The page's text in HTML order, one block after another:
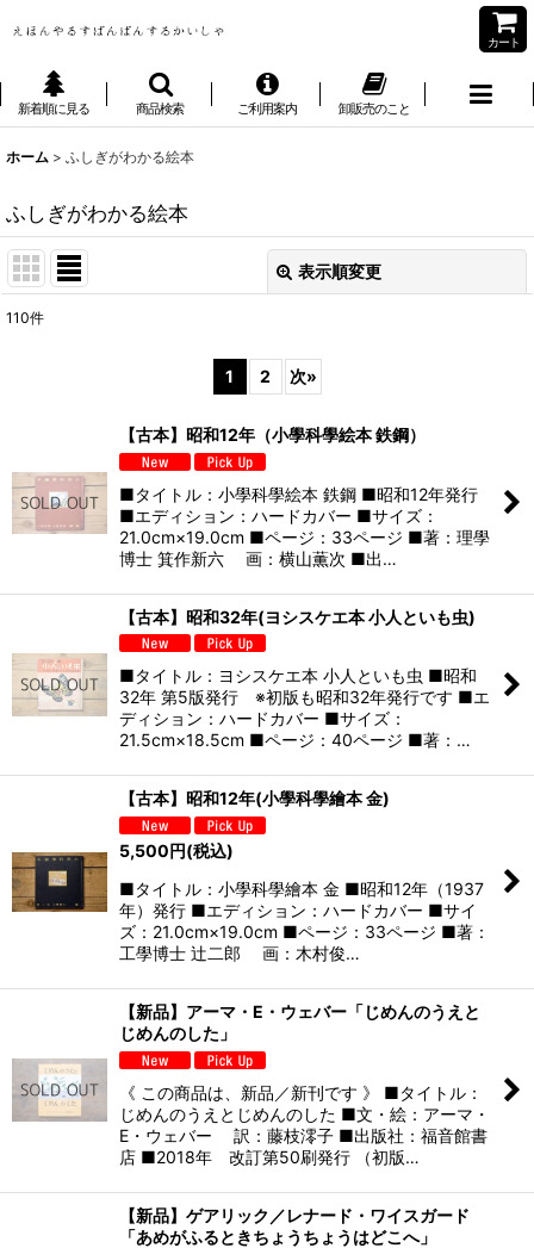
カート
新着順に見る 商品検索 ご利用案内 卸販売のこと
ホーム > ふしぎがわかる絵本
ふしぎがわかる絵本
表示順変更
絞り込む
110件
1 2 次»
【古本】昭和12年（小學科學絵本 鉄鋼）
■タイトル：小學科學絵本 鉄鋼 ■昭和12年発行
■エディション：ハードカバー ■サイズ：
21.0cm×19.0cm ■ページ：33ページ ■著：理學
博士 箕作新六 画：横山薫次 ■出…
【古本】昭和32年(ヨシスケエ本 小人といも虫)
■タイトル：ヨシスケエ本 小人といも虫 ■昭和
32年 第5版発行 ※初版も昭和32年発行です ■エ
ディション：ハードカバー ■サイズ：
21.5cm×18.5cm ■ページ：40ページ ■著：…
【古本】昭和12年(小學科學繪本 金)
5,500円(税込)
■タイトル：小學科學繪本 金 ■昭和12年（1937
年）発行 ■エディション：ハードカバー ■サイ
ズ：21.0cm×19.0cm ■ページ：33ページ ■著：
工學博士 辻二郎 画：木村俊…
【新品】アーマ・E・ウェバー「じめんのうえと
じめんのした」
《 この商品は、新品／新刊です 》 ■タイトル：
じめんのうえとじめんのした ■文・絵：アーマ・
E・ウェバー 訳：藤枝澪子 ■出版社：福音館書
店 ■2018年 改訂第50刷発行 （初版…
【新品】ゲアリック／レナード・ワイスガード
「あめがふるときちょうちょうはどこへ」